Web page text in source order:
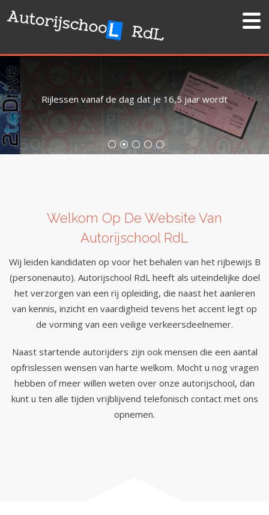
Skip
to
Rijlessen vanaf de dag dat je 16,5 jaar wordt
Welkom Op De Website Van
Autorijschool RdL
Wij leiden kandidaten op voor het behalen van het rijbewijs B
(personenauto). Autorijschool RdL heeft als uiteindelijke doel
het verzorgen van een rij opleiding, die naast het aanleren
van kennis, inzicht en vaardigheid tevens het accent legt op
de vorming van een veilige verkeersdeelnemer.
Naast startende autorijders zijn ook mensen die een aantal
opfrislessen wensen van harte welkom. Mocht u nog vragen
hebben of meer willen weten over onze autorijschool, dan
kunt u ten alle tijden vrijblijvend telefonisch contact met ons
opnemen.